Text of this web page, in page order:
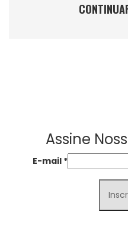
Assine
E-mail *